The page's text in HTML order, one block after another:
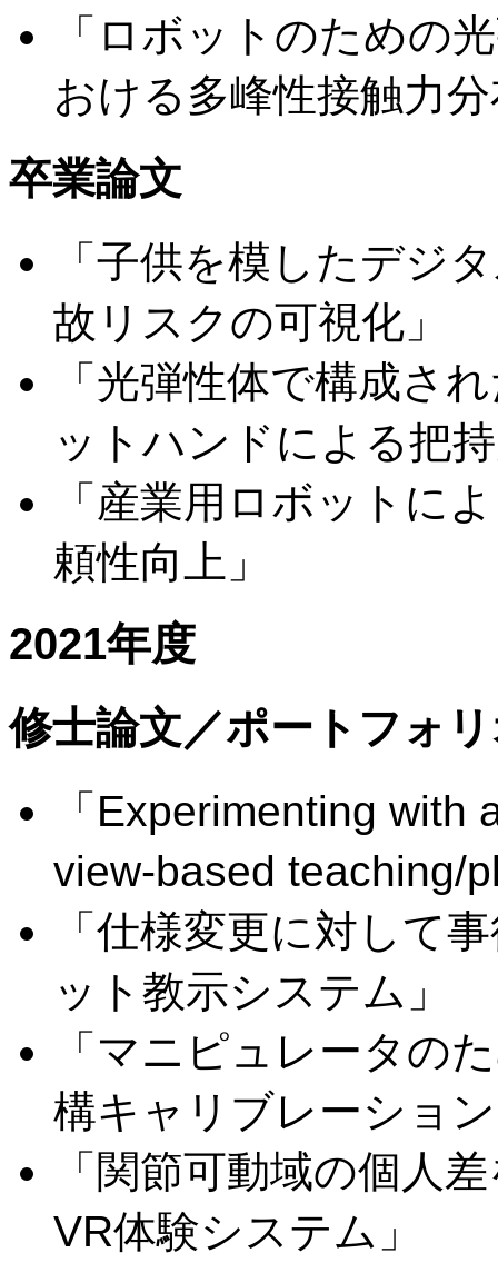
「ロボットのための
おける多峰性接触力
卒業論文
「子供を模したデジ
故リスクの可視化」
「光弾性体で構成さ
ットハンドによる把
「産業用ロボットに
頼性向上」
2021年度
修士論文／ポートフォ
「Experimenting
view-based teaching/
「仕様変更に対して
ット教示システム」
「マニピュレータの
構キャリブレーショ
「関節可動域の個人
VR体験システム」